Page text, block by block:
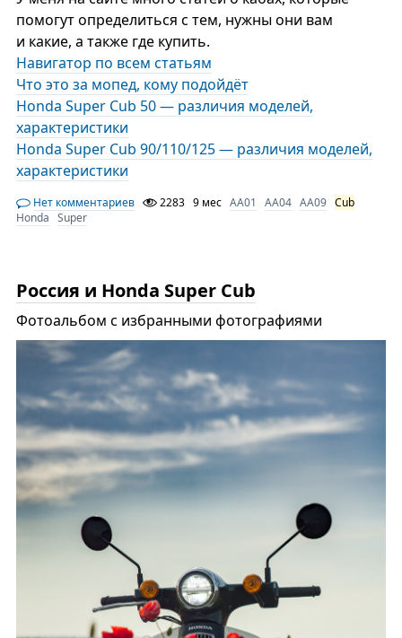
помогут определиться с тем, нужны они вам
и какие, а также где купить.
Навигатор по всем статьям
Что это за мопед, кому подойдёт
Honda Super Cub 50 — различия моделей,
характеристики
Honda Super Cub 90/110/125 — различия моделей,
характеристики
Нет комментариев 2283 9 мес AA01 AA04 AA09 Cub
Honda Super
Россия и Honda Super Cub
Фотоальбом с избранными фотографиями